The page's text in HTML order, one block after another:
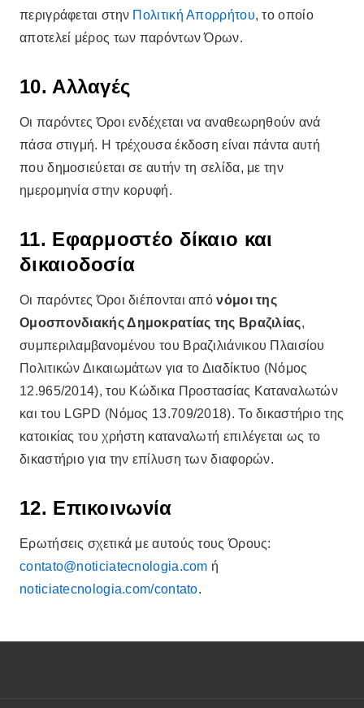
περιγράφεται στην Πολιτική Απορρήτου, το οποίο
αποτελεί μέρος των παρόντων Όρων.
10. Αλλαγές
Οι παρόντες Όροι ενδέχεται να αναθεωρηθούν ανά
πάσα στιγμή. Η τρέχουσα έκδοση είναι πάντα αυτή
που δημοσιεύεται σε αυτήν τη σελίδα, με την
ημερομηνία στην κορυφή.
11. Εφαρμοστέο δίκαιο και
δικαιοδοσία
Οι παρόντες Όροι διέπονται απόνόμοι της
Ομοσπονδιακής Δημοκρατίας της Βραζιλίας,
συμπεριλαμβανομένου του Βραζιλιάνικου Πλαισίου
Πολιτικών Δικαιωμάτων για το Διαδίκτυο (Νόμος
12.965/2014), του Κώδικα Προστασίας Καταναλωτών
και του LGPD (Νόμος 13.709/2018). Το δικαστήριο της
κατοικίας του χρήστη καταναλωτή επιλέγεται ως το
δικαστήριο για την επίλυση των διαφορών.
12. Επικοινωνία
Ερωτήσεις σχετικά με αυτούς τους Όρους:
contato@noticiatecnologia.com ή
noticiatecnologia.com/contato.